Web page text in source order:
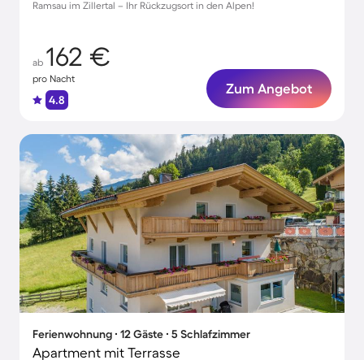
Ramsau im Zillertal – Ihr Rückzugsort in den Alpen!
ab 162 €
pro Nacht
4.8
Zum Angebot
Ferienwohnung ∙ 12 Gäste ∙ 5 Schlafzimmer
Apartment mit Terrasse